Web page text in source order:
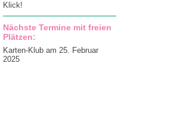
Klick!
Nächste Termine mit freien
Plätzen:
Karten-Klub am 25. Februar
2025